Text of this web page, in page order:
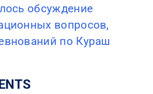
обсуждение
вопросов,
по Кураш